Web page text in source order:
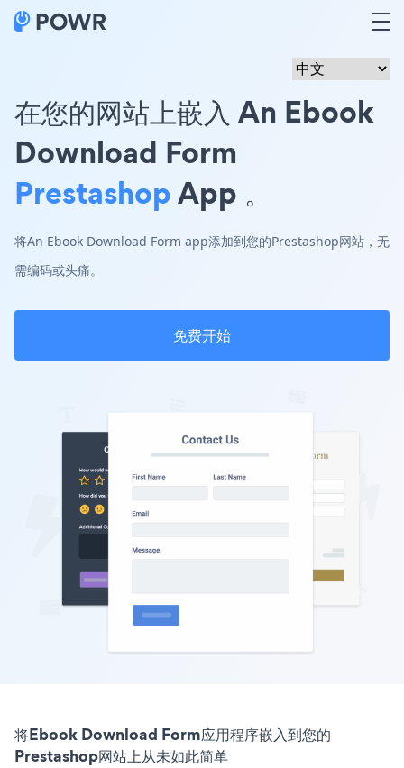
在您的网站上嵌入 An Ebook
Download Form
PrestashopApp 。
将An Ebook Download Form app添加到您的Prestashop网站，无
需编码或头痛。
免费开始
将Ebook Download Form应用程序嵌入到您的
Prestashop网站上从未如此简单